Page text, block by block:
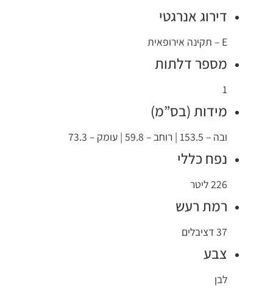
דירוג אנרגטי
מספר דלתות
מידות (בס”מ)
נפח כללי
רמת רעש
צבע